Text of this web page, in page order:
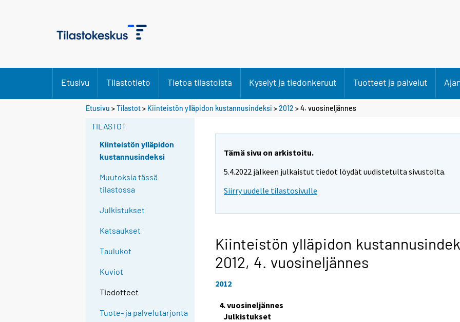
Etusivu Tilastotieto Tietoa tilastoista Kyselyt ja tiedonkeruut Tuotteet ja palvelut
Etusivu >Tilastot> Kiinteistön ylläpidon kustannusindeksi >2012 >4. vuosineljännes
TILASTOT
Kiinteistön ylläpidon
kustannusindeksi
Muutoksia tässä
tilastossa
Julkistukset
Katsaukset
Taulukot
Kuviot
Tiedotteet
Tuote- ja palvelutarjonta
Tämä sivu on arkistoitu.
5.4.2022 jälkeen julkaistut tiedot löydät uudistetulta sivustolta.
Siirry uudelle tilastosivulle
Kiinteistön ylläpidon
2012, 4. vuosineljännes
2012
4. vuosineljännes
Julkistukset